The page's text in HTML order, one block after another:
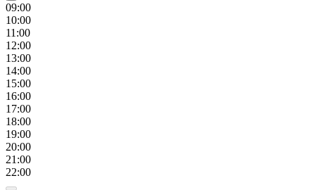
09:00
10:00
11 :00
12:00
13:00
14:00
15:00
16:00
17:00
18:00
19:00
20:00
21 :00
22:00